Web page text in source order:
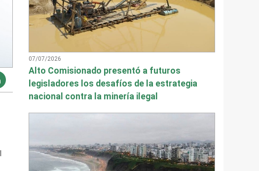
07/07/2026
Alto Comisionado presentó a futuros
legisladores los desafíos de la estrategia
nacional contra la minería ilegal